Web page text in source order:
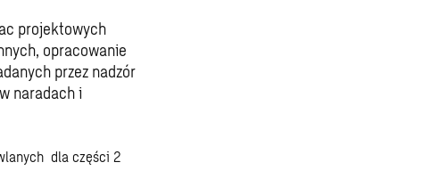
projektowych
opracowanie
przez nadzór
naradach i
dla części 2